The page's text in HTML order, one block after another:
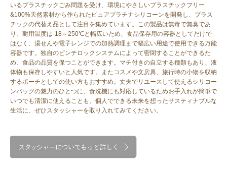
いるプラスチックごみ問題を受け、環境にやさしいプラスチックフリー
&100%天然素材から作られたピュアプラチナシリコーンを開発し、プラス
チックの代替え品として注目を集めています。この製品は無毒で無臭であ
り、耐用温度は-18～250℃と幅広いため、食品保存用の容器としてだけで
はなく、湯せんや電子レンジでの加熱調理まで幅広い用途で使用できる万能
容器です。独自のピンチロックシステムによって密閉することができるた
め、食品の品質を保つことができます。マチ付きの自立する種類もあり、液
体物も保存しやすいと人気です。またコスメや文房具、旅行時の小物を収納
するポーチとしての使い方もおすすめ。丈夫でリユースして使えるシリコー
ンバッグの魅力のひとつに、食洗機にも対応しているためお手入れが簡単で
いつでも清潔に使えることも。個人でできる未来を想ったサスティナブルな
生活に、ぜひスタッシャーを取り入れてみてください。